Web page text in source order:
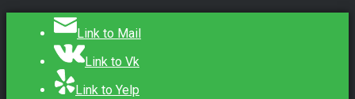
Link to Mail
Link to Vk
Link to Yelp